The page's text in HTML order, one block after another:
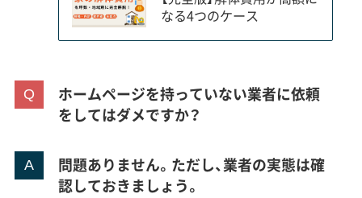
なる4つのケース
ホームページを持っていない業者に依頼
をしてはダメですか？
問題ありません。ただし、業者の実態は確
認しておきましょう。